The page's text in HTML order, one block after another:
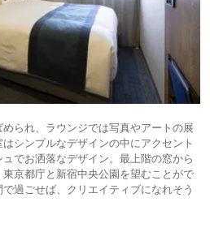
られ、ラウンジでは写真やアートの展
シンプルなデザインの中にアクセント
でお洒落なデザイン。最上階の窓から
京都庁と新宿中央公園を望むことがで
過ごせば、クリエイティブになれそう